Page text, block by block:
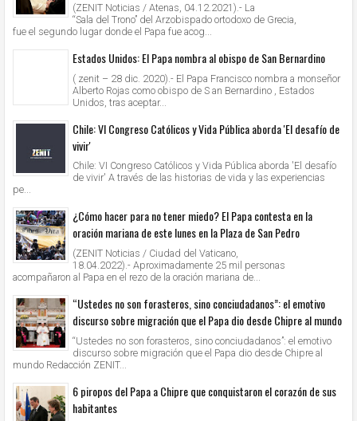
(ZENIT Noticias / Atenas, 04.12.2021).- La
“Sala del Trono” del Arzobispado ortodoxo de Grecia,
fue el segundo lugar donde el Papa fue acog...
Estados Unidos: El Papa nombra al obispo de San Bernardino
( zenit – 28 dic. 2020).- El Papa Francisco nombra a monseñor
Alberto Rojas como obispo de S an Bernardino , Estados
Unidos, tras aceptar...
Chile: VI Congreso Católicos y Vida Pública aborda 'El desafío de
vivir'
Chile: VI Congreso Católicos y Vida Pública aborda 'El desafío
de vivir' A través de las historias de vida y las experiencias
pe...
¿Cómo hacer para no tener miedo? El Papa contesta en la
oración mariana de este lunes en la Plaza de San Pedro
(ZENIT Noticias / Ciudad del Vaticano,
18.04.2022).- Aproximadamente 25 mil personas
acompañaron al Papa en el rezo de la oración mariana de...
“Ustedes no son forasteros, sino conciudadanos”: el emotivo
discurso sobre migración que el Papa dio desde Chipre al mundo
“Ustedes no son forasteros, sino conciudadanos”: el emotivo
discurso sobre migración que el Papa dio desde Chipre al
mundo Redacción ZENIT...
6 piropos del Papa a Chipre que conquistaron el corazón de sus
habitantes